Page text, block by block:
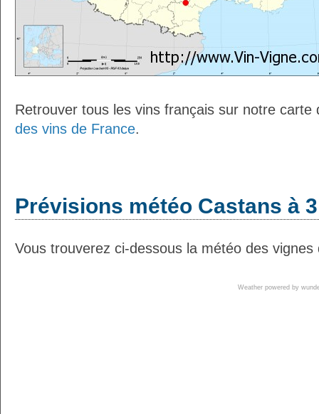
Retrouver tous les vins français sur notre
des vins de France.
Prévisions météo Castans à
Vous trouverez ci-dessous la météo des
Weather powered by